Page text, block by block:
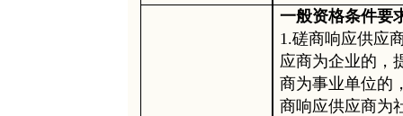
一般资格条件要
1.磋商响应供应
应商为企业的，
商为事业单位的
商响应供应商为